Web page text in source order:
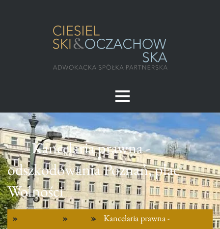
Kancelaria prawna -
odszkodowania Poznań, plac
Wolności
Kancelaria prawna -